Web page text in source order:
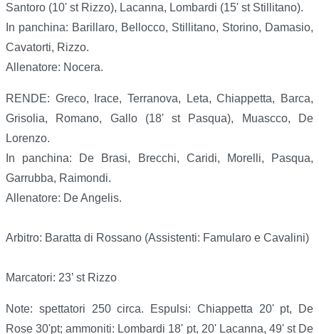
Santoro (10' st Rizzo), Lacanna, Lombardi (15' st Stillitano).
In panchina: Barillaro, Bellocco, Stillitano, Storino, Damasio,
Cavatorti, Rizzo.
Allenatore: Nocera.
RENDE: Greco, Irace, Terranova, Leta, Chiappetta, Barca,
Grisolia, Romano, Gallo (18' st Pasqua), Muascco, De
Lorenzo.
In panchina: De Brasi, Brecchi, Caridi, Morelli, Pasqua,
Garrubba, Raimondi.
Allenatore: De Angelis.
Arbitro: Baratta di Rossano (Assistenti: Famularo e Cavalini)
Marcatori: 23’ st Rizzo
Note: spettatori 250 circa. Espulsi: Chiappetta 20' pt, De
Rose 30'pt; ammoniti: Lombardi 18' pt, 20' Lacanna, 49' st De